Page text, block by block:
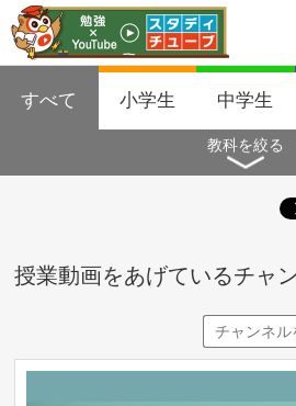
すべて 小学生 中学生
教科を絞る
授業動画をあげているチャ